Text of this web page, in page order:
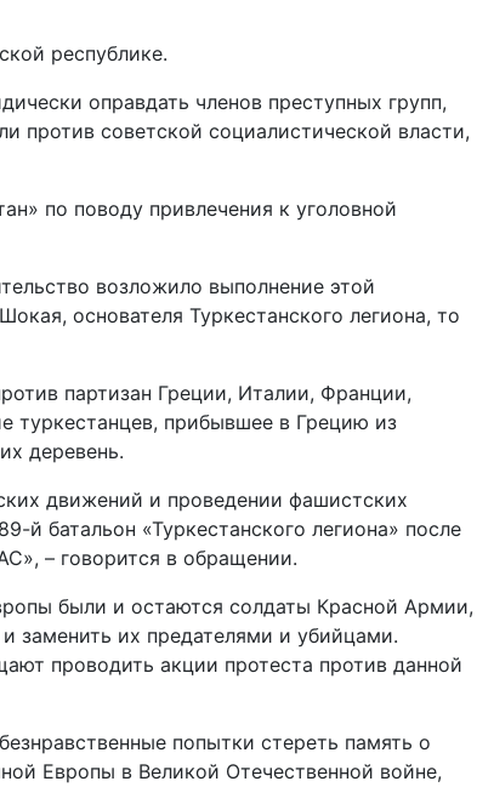
республике.
оправдать членов преступных групп,
против советской социалистической власти,
по поводу привлечения к уголовной
возложило выполнение этой
основателя Туркестанского легиона, то
партизан Греции, Италии, Франции,
туркестанцев, прибывшее в Грецию из
деревень.
движений и проведении фашистских
батальон «Туркестанского легиона» после
– говорится в обращении.
были и остаются солдаты Красной Армии,
заменить их предателями и убийцами.
проводить акции протеста против данной
попытки стереть память о
Европы в Великой Отечественной войне,